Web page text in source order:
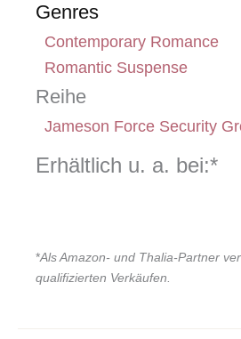
Genres
Contemporary Romance
Romantic Suspense
Reihe
Jameson Force Security
Erhältlich u. a. bei:*
*Als Amazon- und Thalia-Partner
qualifizierten Verkäufen.